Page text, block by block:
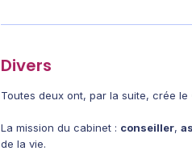
Divers
Toutes deux ont, par la suite, crée le
La mission du cabinet : conseiller,
de la vie.